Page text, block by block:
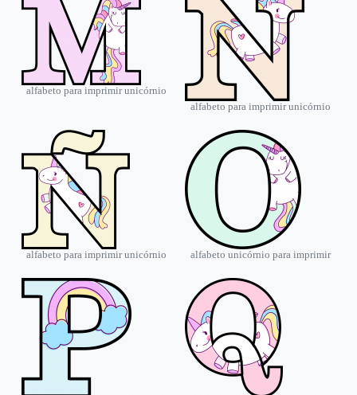
alfabeto para imprimir unicórnio
alfabeto para imprimir unicórnio
alfabeto para imprimir unicórnio alfabeto unicórnio para imprimir